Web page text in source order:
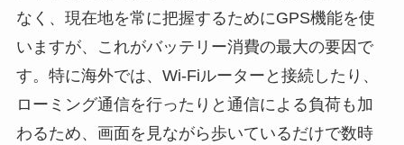
なく、現在地を常に把握するためにGPS機能を使
いますが、これがバッテリー消費の最大の要因で
す。特に海外では、Wi-Fiルーターと接続したり、
ローミング通信を行ったりと通信による負荷も加
わるため、画面を見ながら歩いているだけで数時